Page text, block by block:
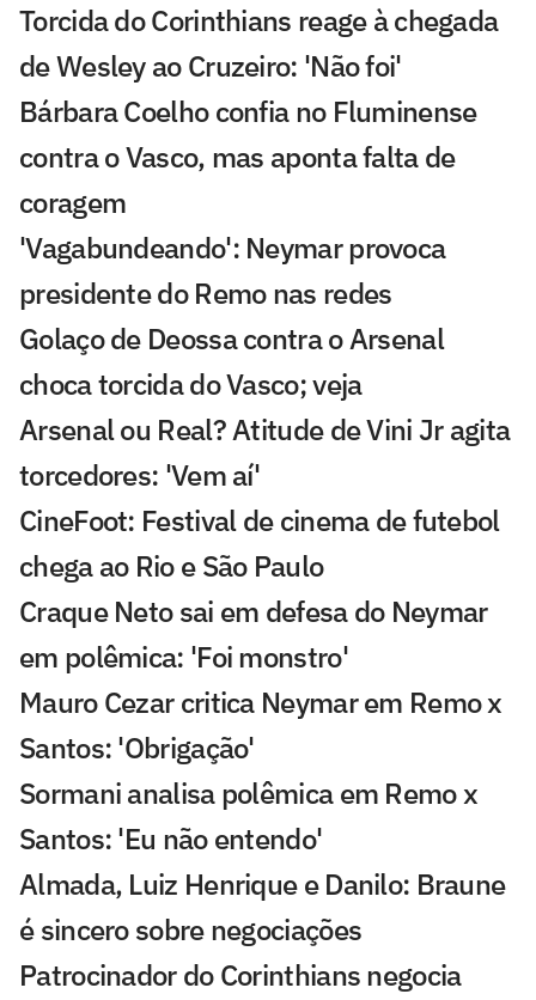
Torcida do Corinthians reage à chegada
de Wesley ao Cruzeiro: 'Não foi'
Bárbara Coelho confia no Fluminense
contra o Vasco, mas aponta falta de
coragem
'Vagabundeando': Neymar provoca
presidente do Remo nas redes
Golaço de Deossa contra o Arsenal
choca torcida do Vasco; veja
Arsenal ou Real? Atitude de Vini Jr agita
torcedores: 'Vem aí'
CineFoot: Festival de cinema de futebol
chega ao Rio e São Paulo
Craque Neto sai em defesa do Neymar
em polêmica: 'Foi monstro'
Mauro Cezar critica Neymar em Remo x
Santos: 'Obrigação'
Sormani analisa polêmica em Remo x
Santos: 'Eu não entendo'
Almada, Luiz Henrique e Danilo: Braune
é sincero sobre negociações
Patrocinador do Corinthians negocia